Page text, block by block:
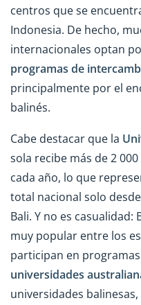
centros que se
Indonesia. De hecho,
internacionales optan
programas de
principalmente por el
balinés.
Cabe destacar que la
sola recibe más de 2
cada año, lo que
total nacional solo
Bali. Y no es
muy popular entre los
participan en
universidades
universidades